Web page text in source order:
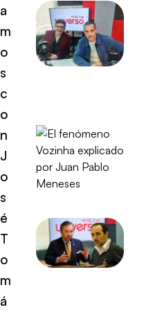
a
m
o
s
c
o
n
J
o
s
é
T
o
m
á